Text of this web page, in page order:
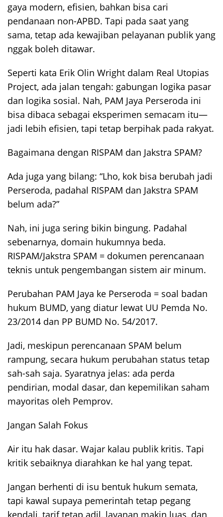
gaya modern, efisien, bahkan bisa cari
pendanaan non-APBD. Tapi pada saat yang
sama, tetap ada kewajiban pelayanan publik yang
nggak boleh ditawar.
Seperti kata Erik Olin Wright dalam Real Utopias
Project, ada jalan tengah: gabungan logika pasar
dan logika sosial. Nah, PAM Jaya Perseroda ini
bisa dibaca sebagai eksperimen semacam itu—
jadi lebih efisien, tapi tetap berpihak pada rakyat.
Bagaimana dengan RISPAM dan Jakstra SPAM?
Ada juga yang bilang: “Lho, kok bisa berubah jadi
Perseroda, padahal RISPAM dan Jakstra SPAM
belum ada?”
Nah, ini juga sering bikin bingung. Padahal
sebenarnya, domain hukumnya beda.
RISPAM/Jakstra SPAM = dokumen perencanaan
teknis untuk pengembangan sistem air minum.
Perubahan PAM Jaya ke Perseroda = soal badan
hukum BUMD, yang diatur lewat UU Pemda No.
23/2014 dan PP BUMD No. 54/2017.
Jadi, meskipun perencanaan SPAM belum
rampung, secara hukum perubahan status tetap
sah-sah saja. Syaratnya jelas: ada perda
pendirian, modal dasar, dan kepemilikan saham
mayoritas oleh Pemprov.
Jangan Salah Fokus
Air itu hak dasar. Wajar kalau publik kritis. Tapi
kritik sebaiknya diarahkan ke hal yang tepat.
Jangan berhenti di isu bentuk hukum semata,
tapi kawal supaya pemerintah tetap pegang
kendali, tarif tetap adil, layanan makin luas, dan